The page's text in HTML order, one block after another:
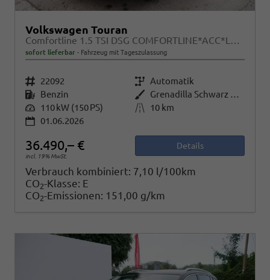
Volkswagen Touran
Comfortline 1.5 TSI DSG COMFORTLINE*ACC*LED*PDC*KAMERA*NAVI*SHZ* 7-SITZER 17-ZOLL
sofort lieferbar Fahrzeug mit Tageszulassung
Fahrzeugnr. 22092 Getriebe Automatik
Kraftstoff Benzin Außenfarbe
Grenadilla Schwarz Metallic
Leistung 110 kW (150 PS) Kilometerstand
10 km
01.06.2026
36.490,– €
incl. 19% MwSt.
Details
Verbrauch kombiniert: 7,10 l/100km
CO2-Klasse: E
CO2-Emissionen: 151,00 g/km